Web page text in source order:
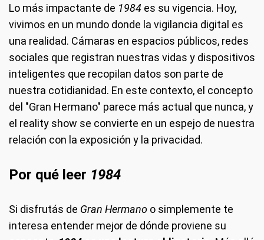
Lo más impactante de 1984 es su vigencia. Hoy,
vivimos en un mundo donde la vigilancia digital es
una realidad. Cámaras en espacios públicos, redes
sociales que registran nuestras vidas y dispositivos
inteligentes que recopilan datos son parte de
nuestra cotidianidad. En este contexto, el concepto
del "Gran Hermano" parece más actual que nunca, y
el reality show se convierte en un espejo de nuestra
relación con la exposición y la privacidad.
Por qué leer 1984
Si disfrutás de Gran Hermano o simplemente te
interesa entender mejor de dónde proviene su